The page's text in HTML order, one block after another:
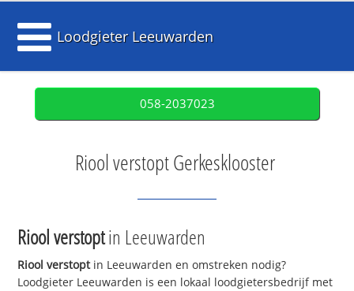
Loodgieter Leeuwarden
058-2037023
Riool verstopt Gerkesklooster
Riool verstoptin Leeuwarden
Riool verstoptin Leeuwarden en omstreken nodig?
Loodgieter Leeuwarden is een lokaal loodgietersbedrijf met